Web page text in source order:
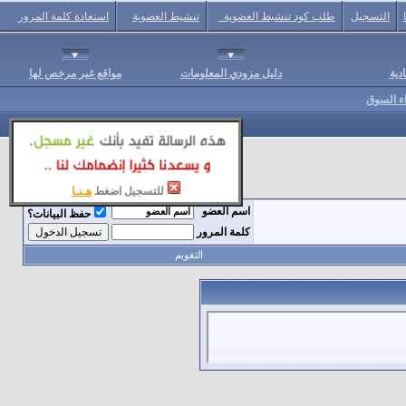
للتسجيل اضغط هـنـا
التسجيل طلب كود تنشيط العضوية تنشيط العضوية استعادة كلمة المرور
دليل مزودي المعلومات مواقع غير مرخص لها
السوق
اسم العضو
حفظ البيانات؟
كلمة المرور
التقويم